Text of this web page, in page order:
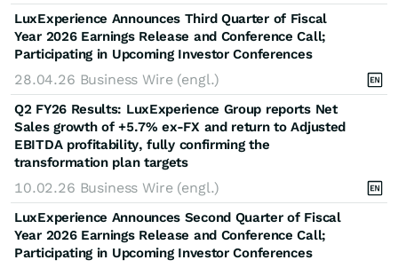
LuxExperience Announces Third Quarter of Fiscal
Year 2026 Earnings Release and Conference Call;
Participating in Upcoming Investor Conferences
28.04.26 Business Wire (engl.)
Q2 FY26 Results: LuxExperience Group reports Net
Sales growth of +5.7% ex-FX and return to Adjusted
EBITDA profitability, fully confirming the
transformation plan targets
10.02.26 Business Wire (engl.)
LuxExperience Announces Second Quarter of Fiscal
Year 2026 Earnings Release and Conference Call;
Participating in Upcoming Investor Conferences